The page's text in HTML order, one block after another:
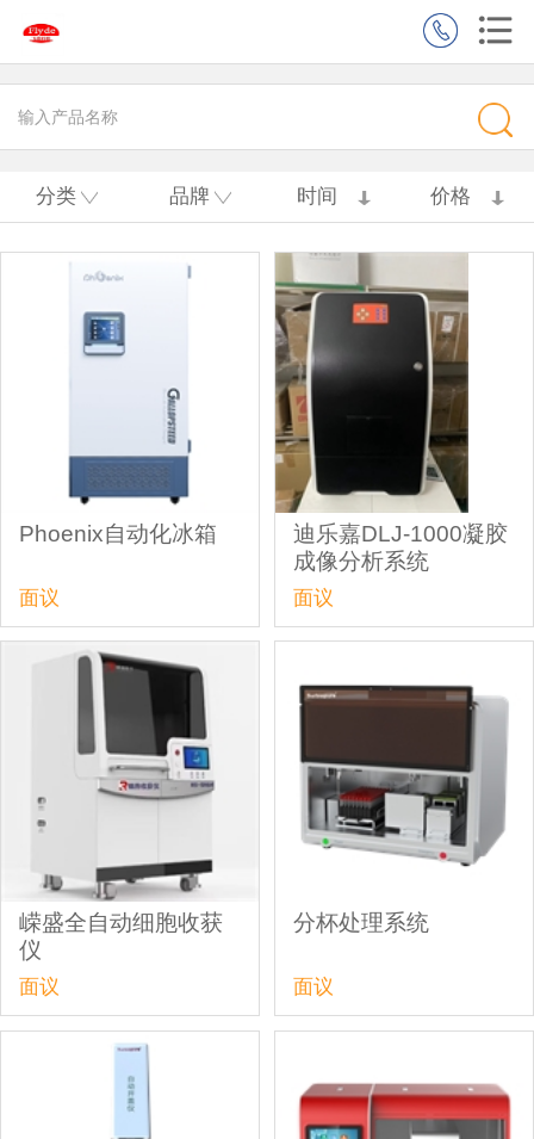
分类 品牌 时间 价格
Phoenix自动化冰箱
面议
迪乐嘉DLJ-1000凝胶
成像分析系统
面议
嵘盛全自动细胞收获
仪
面议
分杯处理系统
面议